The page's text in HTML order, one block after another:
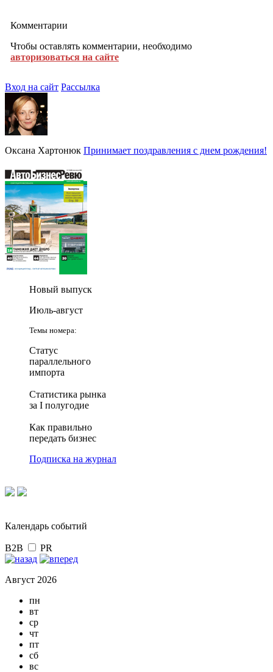
Комментарии
Чтобы оставлять комментарии, необходимо
авторизоваться на сайте
Вход на сайт Рассылка
Оксана Хартонюк Принимает поздравления с днем рождения!
Новый выпуск
Июль-август
Темы номера:
Статус
параллельного
импорта
Статистика рынка
за I полугодие
Как правильно
передать бизнес
Подписка на журнал
Календарь событий
B2B PR
Август 2026
пн
вт
ср
чт
пт
сб
вс